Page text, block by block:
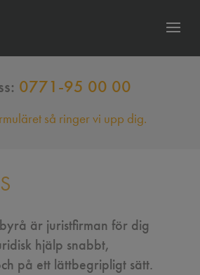
0771-95 00 00
så ringer vi upp dig.
är juristfirman för dig
hjälp snabbt,
på ett lättbegripligt sätt.